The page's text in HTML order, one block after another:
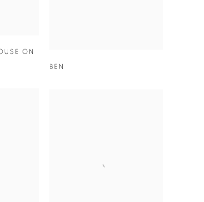
ON
BEN